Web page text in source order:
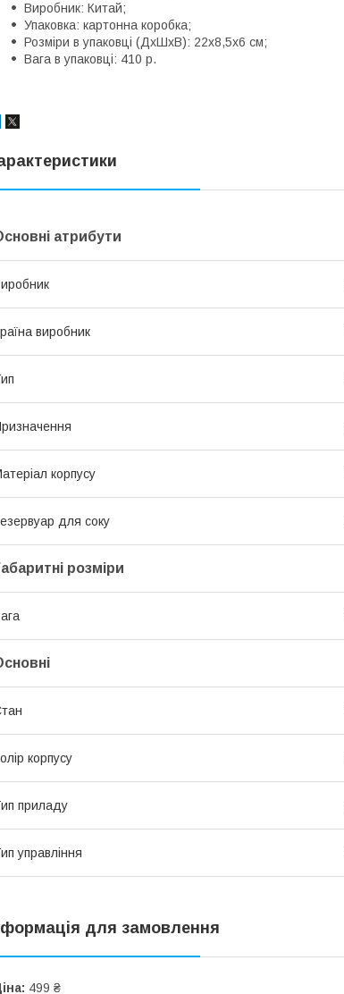
Виробник: Китай;
Упаковка: картонна коробка;
Розміри в упаковці (ДхШхВ): 22х8,5х6 см;
Вага в упаковці: 410 р.
атрибути
виробник
корпусу
для соку
розміри
корпусу
приладу
управління
для замовлення
499 ₴